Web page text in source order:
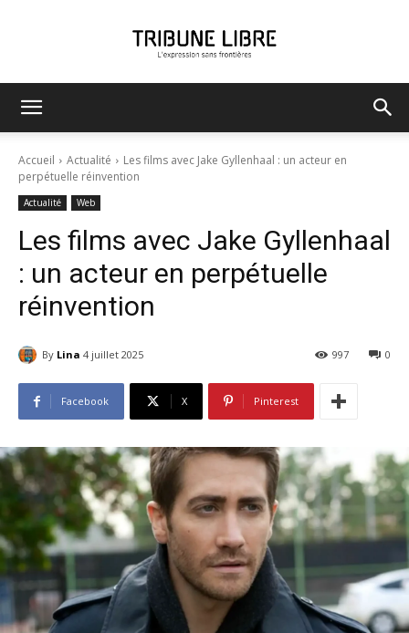
Accueil Actualité
Les films avec Jake Gyllenhaal : un acteur en
perpétuelle réinvention
Actualité Web
Les films avec Jake Gyllenhaal
: un acteur en perpétuelle
réinvention
By Lina 4 juillet 2025 0
997
Facebook X Pinterest